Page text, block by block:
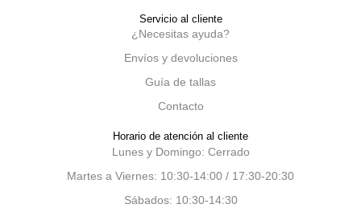
Servicio al cliente
¿Necesitas ayuda?
Envíos y devoluciones
Guía de tallas
Contacto
Horario de atención al cliente
Lunes y Domingo: Cerrado
Martes a Viernes: 10:30-14:00 / 17:30-20:30
Sábados: 10:30-14:30